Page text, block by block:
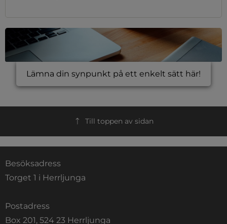
Lämna din synpunkt på ett enkelt sätt här!
Till toppen av sidan
Besöksadress
Torget 1 i Herrljunga
Postadress
Box 201, 524 23 Herrljunga